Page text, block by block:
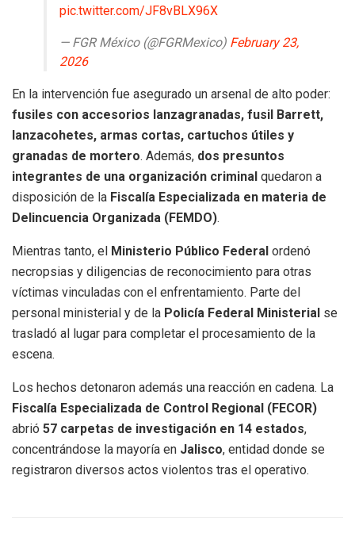
pic.twitter.com/JF8vBLX96X
— FGR México (@FGRMexico) February 23,
2026
En la intervención fue asegurado un arsenal de alto poder:
fusiles con accesorios lanzagranadas, fusil Barrett,
lanzacohetes, armas cortas, cartuchos útiles y
granadas de mortero. Además, dos presuntos
integrantes de una organización criminal quedaron a
disposición de la Fiscalía Especializada en materia de
Delincuencia Organizada (FEMDO).
Mientras tanto, el Ministerio Público Federal ordenó
necropsias y diligencias de reconocimiento para otras
víctimas vinculadas con el enfrentamiento. Parte del
personal ministerial y de la Policía Federal Ministerial se
trasladó al lugar para completar el procesamiento de la
escena.
Los hechos detonaron además una reacción en cadena. La
Fiscalía Especializada de Control Regional (FECOR)
abrió 57 carpetas de investigación en 14 estados,
concentrándose la mayoría en Jalisco, entidad donde se
registraron diversos actos violentos tras el operativo.